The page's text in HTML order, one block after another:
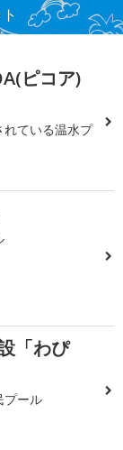
ピコア)
れている温水プ
「わぴ
プール